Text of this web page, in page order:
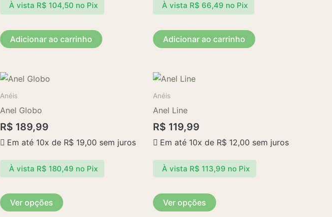
À vista R$ 104,50 no Pix
Adicionar ao carrinho
À vista R$ 66,49 no Pix
Adicionar ao carrinho
Anéis
Anel Globo
R$ 189,99
Em até 10x de R$ 19,00 sem juros
À vista R$ 180,49 no Pix
Ver opções
As
podem
na
Anéis
Anel Line
R$ 119,99
Em até 10x de R$ 12,00 sem juros
À vista R$ 113,99 no Pix
Ver opções
As
podem
na